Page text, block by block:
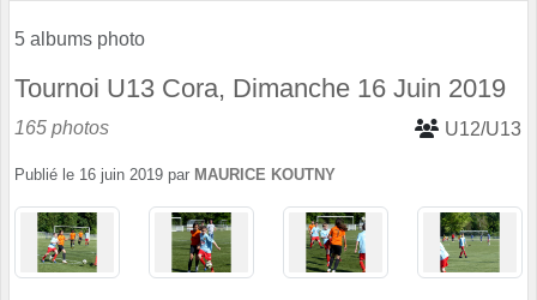
5 albums photo
Tournoi U13 Cora, Dimanche 16 Juin 2019
165 photos U12/U13
Publié le 16 juin 2019 par MAURICE KOUTNY